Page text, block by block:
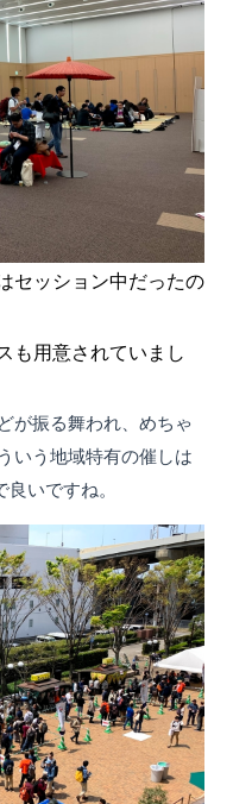
セッション中だったの
も用意されていまし
が振る舞われ、めちゃ
いう地域特有の催しは
いですね。